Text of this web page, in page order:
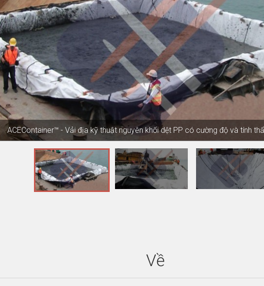
ACEContainer™ - Vải địa kỹ thuật nguyên khối dệt PP có cường độ và tính
Thùng vải địa kỹ thuật có khả năng chống mài mòn, tia cực tím, hóa học và ăn
Áp dụng cho công trình xây dựng dưới nước, mở mang và nạo vét
Xây dựng kết cấu biển và bờ biển với hiệu quả kinh tế và thân thiện với
Về